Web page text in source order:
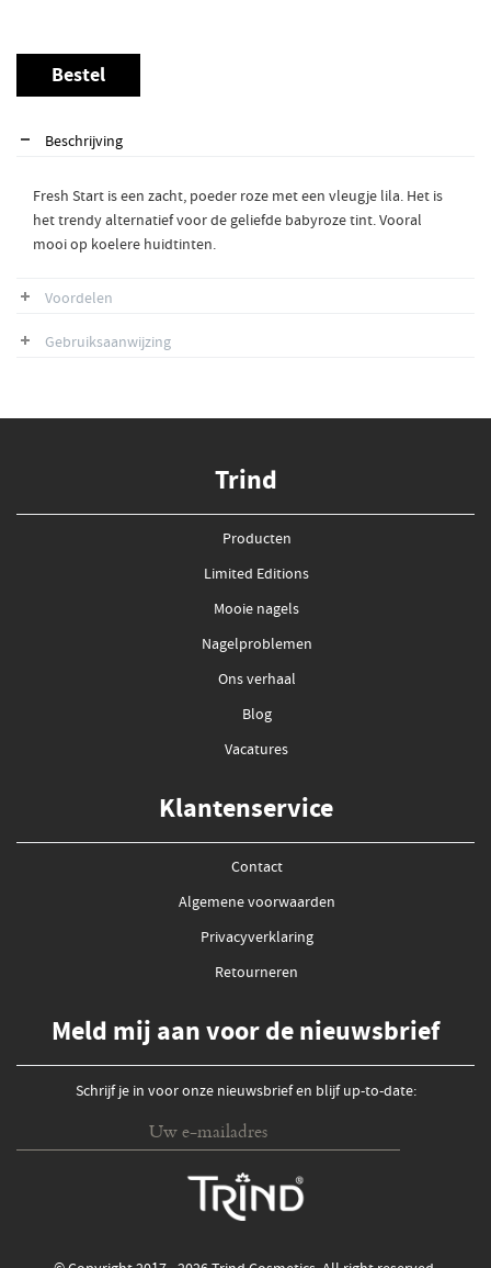
Bestel
Beschrijving
Fresh Start is een zacht, poeder roze met een vleugje lila. Het is
het trendy alternatief voor de geliefde babyroze tint. Vooral
mooi op koelere huidtinten.
Voordelen
Gebruiksaanwijzing
Trind
Producten
Limited Editions
Mooie nagels
Nagelproblemen
Ons verhaal
Blog
Vacatures
Klantenservice
Contact
Algemene voorwaarden
Privacyverklaring
Retourneren
Meld mij aan voor de nieuwsbrief
Schrijf je in voor onze nieuwsbrief en blijf up-to-date: